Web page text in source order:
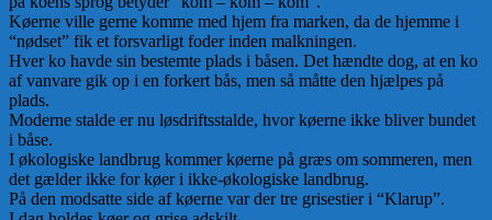
Køerne ville gerne komme med hjem fra marken, da de hjemme i
“nødset” fik et forsvarligt foder inden malkningen.
Hver ko havde sin bestemte plads i båsen. Det hændte dog, at en ko
af vanvare gik op i en forkert bås, men så måtte den hjælpes på
plads.
Moderne stalde er nu løsdriftsstalde, hvor køerne ikke bliver bundet
i båse.
I økologiske landbrug kommer køerne på græs om sommeren, men
det gælder ikke for køer i ikke-økologiske landbrug.
På den modsatte side af køerne var der tre grisestier i “Klarup”.